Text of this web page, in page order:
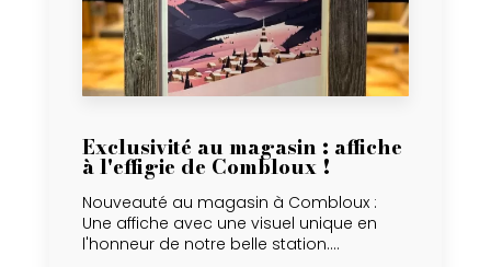
Exclusivité au magasin : affiche
à l'effigie de Combloux !
Nouveauté au magasin à Combloux :
Une affiche avec une visuel unique en
l'honneur de notre belle station....